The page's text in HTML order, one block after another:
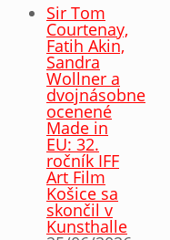
Sir Tom
Courtenay,
Fatih Akin,
Sandra
Wollner a
dvojnásobne
ocenené
Made in
EU: 32.
ročník IFF
Art Film
Košice sa
skončil v
Kunsthalle